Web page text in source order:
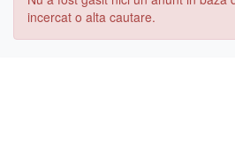
incercat o alta cautare.